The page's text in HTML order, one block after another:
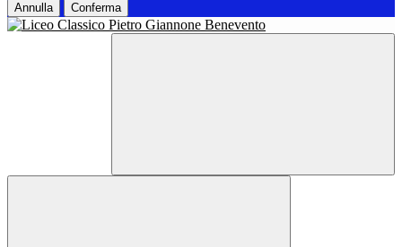
Annulla Conferma